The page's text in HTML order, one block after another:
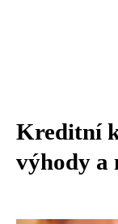
Kreditní
výhody a